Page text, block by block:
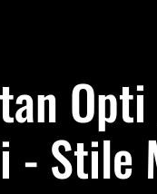
- Stile